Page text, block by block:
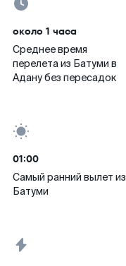
около 1 часа
Среднее время
перелета из Батуми в
Адану без пересадок
01:00
Самый ранний вылет из
Батуми